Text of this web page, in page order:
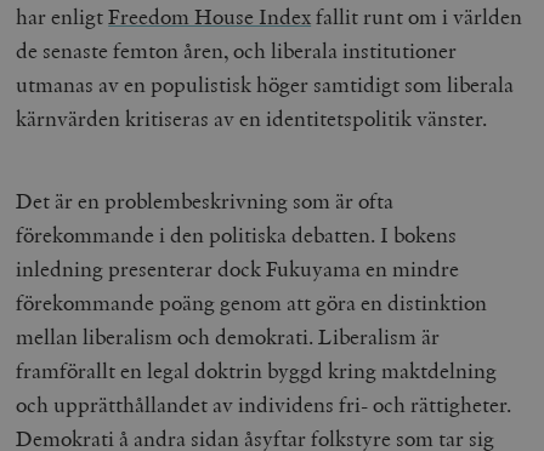
har enligtFreedom House Indexfallit runt om i världen
de senaste femton åren, och liberala institutioner
utmanas av en populistisk höger samtidigt som liberala
kärnvärden kritiseras av en identitetspolitik vänster.
Det är en problembeskrivning som är ofta
förekommande i den politiska debatten. I bokens
inledning presenterar dock Fukuyama en mindre
förekommande poäng genom att göra en distinktion
mellan liberalism och demokrati. Liberalism är
framförallt en legal doktrin byggd kring maktdelning
och upprätthållandet av individens fri- och rättigheter.
Demokrati å andra sidan åsyftar folkstyre som tar sig